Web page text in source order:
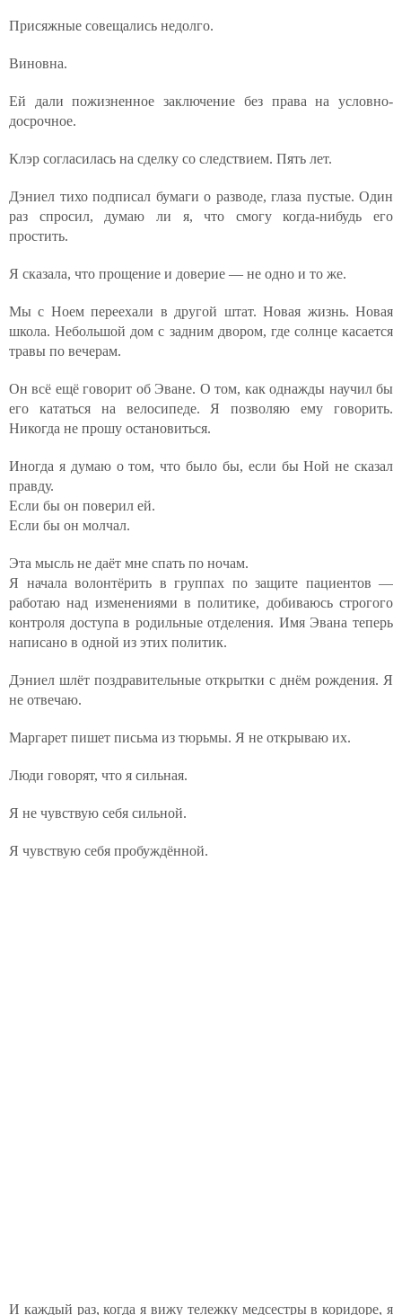
Присяжные совещались недолго.
Виновна.
Ей дали пожизненное заключение без права на условно-
досрочное.
Клэр согласилась на сделку со следствием. Пять лет.
Дэниел тихо подписал бумаги о разводе, глаза пустые. Один
раз спросил, думаю ли я, что смогу когда-нибудь его
простить.
Я сказала, что прощение и доверие — не одно и то же.
Мы с Ноем переехали в другой штат. Новая жизнь. Новая
школа. Небольшой дом с задним двором, где солнце касается
травы по вечерам.
Он всё ещё говорит об Эване. О том, как однажды научил бы
его кататься на велосипеде. Я позволяю ему говорить.
Никогда не прошу остановиться.
Иногда я думаю о том, что было бы, если бы Ной не сказал
правду.
Если бы он поверил ей.
Если бы он молчал.
Эта мысль не даёт мне спать по ночам.
Я начала волонтёрить в группах по защите пациентов —
работаю над изменениями в политике, добиваюсь строгого
контроля доступа в родильные отделения. Имя Эвана теперь
написано в одной из этих политик.
Дэниел шлёт поздравительные открытки с днём рождения. Я
не отвечаю.
Маргарет пишет письма из тюрьмы. Я не открываю их.
Люди говорят, что я сильная.
Я не чувствую себя сильной.
Я чувствую себя пробуждённой.
И каждый раз, когда я вижу тележку медсестры в коридоре, я